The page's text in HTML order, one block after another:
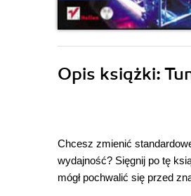
Opis książki:
Chcesz zmienić
wydajność? Sięgnij po tę
mógł pochwalić się przed